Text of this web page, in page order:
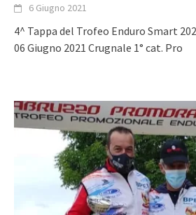
6 Giugno 2021
4^ Tappa del Trofeo Enduro Smart
06 Giugno 2021 Crugnale 1° cat.